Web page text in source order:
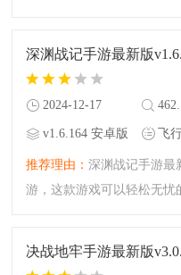
轻松简单，人物还是最为
深渊战记手游最新版
2024-12-17
v1.6.164 安卓版 飞
推荐理由： 深渊战记手游最
游，这款游戏可以轻松无忧
选择，不一样的技能搭配
决战地牢手游最新版